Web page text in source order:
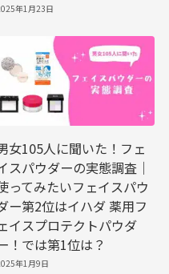
年1月23日
女105人に聞いた！フェ
スパウダーの実態調査｜
ってみたいフェイスパウ
ー第2位はイハダ 薬用フ
イスプロテクトパウダ
！では第1位は？
年1月9日